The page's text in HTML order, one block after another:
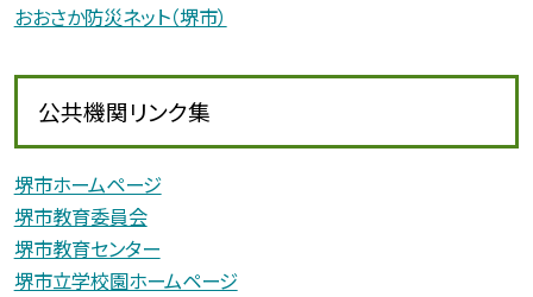
おおさか防災ネット（堺市）
公共機関リンク集
堺市ホームページ
堺市教育委員会
堺市教育センター
堺市立学校園ホームページ